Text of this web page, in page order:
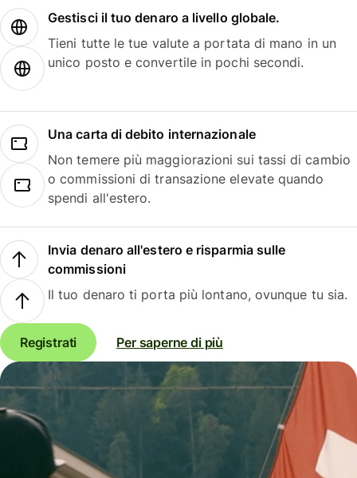
Gestisci il tuo denaro a livello globale.
Tieni tutte le tue valute a portata di mano in un
unico posto e convertile in pochi secondi.
Una carta di debito internazionale
Non temere più maggiorazioni sui tassi di cambio
o commissioni di transazione elevate quando
spendi all'estero.
Invia denaro all'estero e risparmia sulle
commissioni
Il tuo denaro ti porta più lontano, ovunque tu sia.
Registrati Per saperne di più